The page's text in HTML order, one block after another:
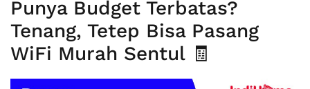
Punya Budget Terbatas?
Tenang, Tetep Bisa Pasang
WiFi Murah Sentul 🧾